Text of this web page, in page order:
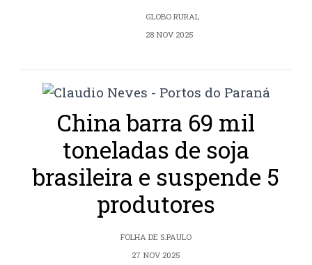
GLOBO RURAL
28 NOV 2025
China barra 69 mil
toneladas de soja
brasileira e suspende 5
produtores
FOLHA DE S.PAULO
27 NOV 2025